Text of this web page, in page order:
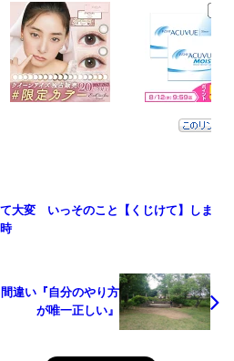
大変 いっそのこと【くじけて】しま
違い『自分のやり方
が唯一正しい』